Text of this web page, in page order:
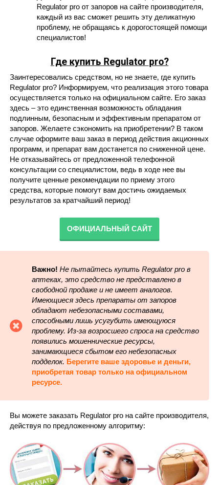
Regulator pro от запоров на сайте производителя,
каждый из вас сможет решить эту деликатную
проблему, не обращаясь к дорогостоящей помощи
специалистов!
Где купить Regulator pro?
Заинтересовались средством, но не знаете, где купить
Regulator pro? Информируем, что реализация этого товара
осуществляется только на официальном сайте. Его заказ
здесь – это единственная возможность обладания
подлинным, безопасным и эффективным препаратом от
запоров. Желаете сэкономить на приобретении? В таком
случае оформите ваш заказ в период действия акционных
программ, и препарат вам достанется по сниженной цене.
Не отказывайтесь от предложенной телефонной
консультации со специалистом, ведь в ходе нее вы
получите ценные рекомендации по приему этого
средства, которые помогут вам достичь ожидаемых
результатов за кратчайший период!
ОФИЦИАЛЬНЫЙ САЙТ
Важно! Не пытайтесь купить Regulator pro в
аптеках, это средство не представлено в
свободной продаже и не имеет аналогов.
Имеющиеся здесь препараты от запоров
обладают небезопасными составами,
способными лишь усугубить имеющуюся
проблему. Из-за возросшего спроса на средство
появились мошеннические ресурсы,
занимающиеся сбытом его небезопасных
подделок. Берегите ваше здоровье и деньги,
приобретая товар только на официальном
ресурсе.
Вы можете заказать Regulator pro на сайте производителя,
действуя по предложенному алгоритму: